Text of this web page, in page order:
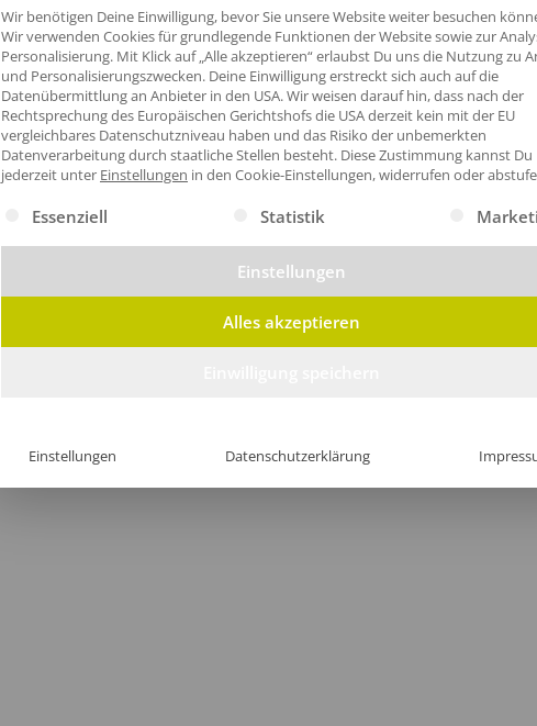
Wir benötigen Deine Einwilligung, bevor Sie unsere Website weiter besuchen
Wir verwenden Cookies für grundlegende Funktionen der Website sowie zur
Personalisierung. Mit Klick auf „Alle akzeptieren“ erlaubst Du uns die Nutzung zu
und Personalisierungszwecken. Deine Einwilligung erstreckt sich auch auf die
Datenübermittlung an Anbieter in den USA. Wir weisen darauf hin, dass nach der
Rechtsprechung des Europäischen Gerichtshofs die USA derzeit kein mit der EU
vergleichbares Datenschutzniveau haben und das Risiko der unbemerkten
Datenverarbeitung durch staatliche Stellen besteht. Diese Zustimmung kannst Du
jederzeit unter Einstellungen in den Cookie-Einstellungen, widerrufen oder
Es folgt eine Liste der Service-Gruppen, für die eine Einwilligung
Essenziell Statistik
Einstellungen
Alles akzeptieren
Einstellungen Datenschutzerklärung